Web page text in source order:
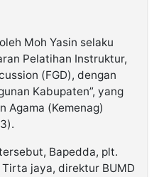
Moh Yasin selaku
Pelatihan Instruktur,
(FGD), dengan
Kabupaten”, yang
Agama (Kemenag)
Bapedda, plt.
Tirta jaya, direktur BUMD